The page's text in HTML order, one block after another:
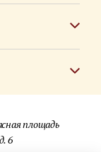
площадь
6